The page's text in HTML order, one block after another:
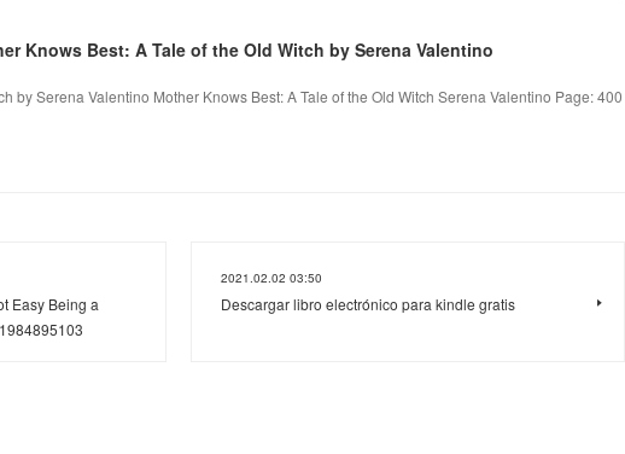
Knows Best: A Tale of the Old Witch by Serena Valentino
by Serena Valentino Mother Knows Best: A Tale of the Old Witch Serena Valentino Page: 400
Easy Being a
2021.02.02 03:50
Descargar libro electrónico para kindle gratis